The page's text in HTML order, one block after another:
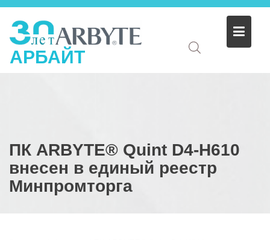
АРБАЙТ
ПК ARBYTE® Quint D4-H610
внесен в единый реестр
Минпромторга